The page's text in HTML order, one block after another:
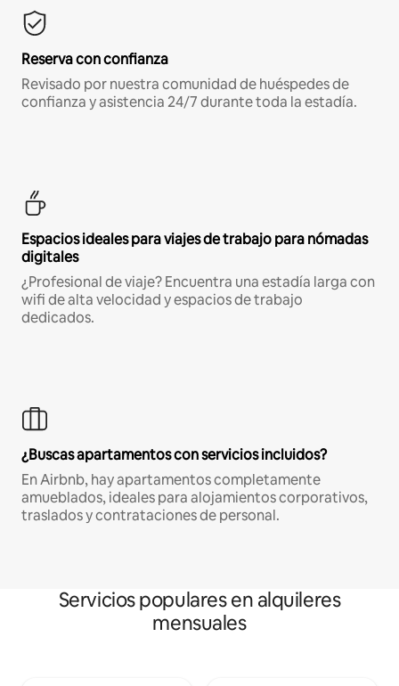
Reserva con confianza
Revisado por nuestra comunidad de huéspedes de
confianza y asistencia 24/7 durante toda la estadía.
Espacios ideales para viajes de trabajo para nómadas
digitales
¿Profesional de viaje? Encuentra una estadía larga con
wifi de alta velocidad y espacios de trabajo
dedicados.
¿Buscas apartamentos con servicios incluidos?
En Airbnb, hay apartamentos completamente
amueblados, ideales para alojamientos corporativos,
traslados y contrataciones de personal.
Servicios populares en alquileres
mensuales